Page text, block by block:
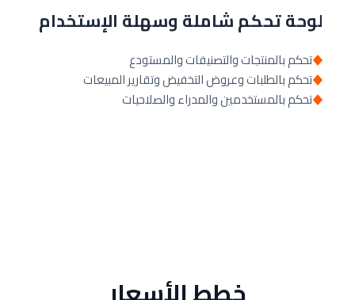
لوحة تحكم شاملة وسهلة الإستخدام
تحكم بالمنتجات والتصنيفات والمستودع
تحكم بالطلبات وعروض التخفيض وتقارير المبيعات
تحكم بالمستخدمين والمدراء والصلاحيات